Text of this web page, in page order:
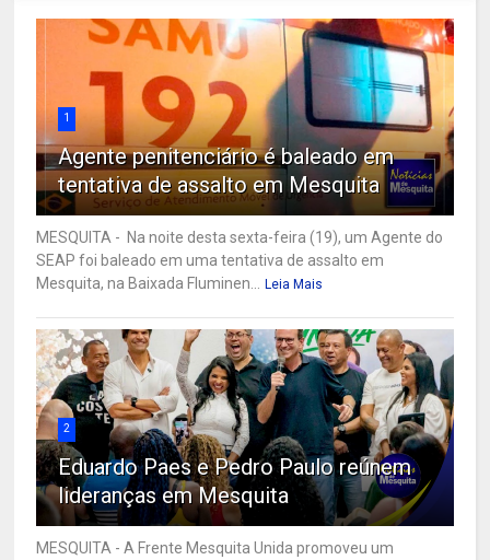
1
Agente penitenciário é baleado em
tentativa de assalto em Mesquita
MESQUITA - Na noite desta sexta-feira (19), um Agente do
SEAP foi baleado em uma tentativa de assalto em
Mesquita, na Baixada Fluminen...
Leia Mais
2
Eduardo Paes e Pedro Paulo reúnem
lideranças em Mesquita
MESQUITA - A Frente Mesquita Unida promoveu um